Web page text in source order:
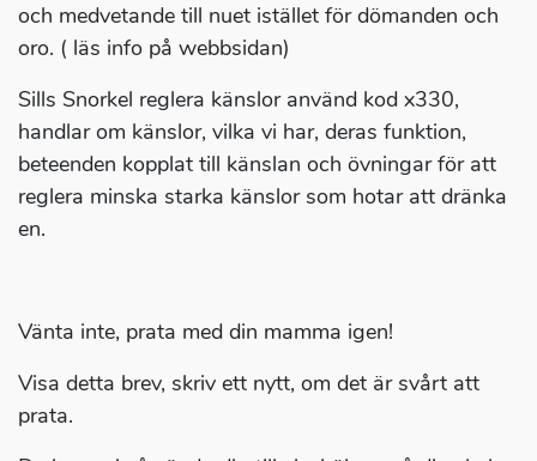
och medvetande till nuet istället för dömanden och
oro. ( läs info på webbsidan)
Sills Snorkel reglera känslor använd kod x330,
handlar om känslor, vilka vi har, deras funktion,
beteenden kopplat till känslan och övningar för att
reglera minska starka känslor som hotar att dränka
en.
Vänta inte, prata med din mamma igen!
Visa detta brev, skriv ett nytt, om det är svårt att
prata.